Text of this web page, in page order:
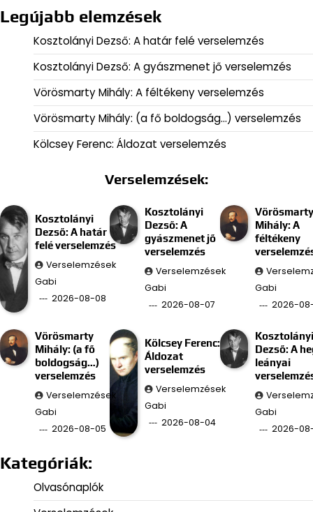
Legújabb elemzések
Kosztolányi Dezső: A határ felé verselemzés
Kosztolányi Dezső: A gyászmenet jő verselemzés
Vörösmarty Mihály: A féltékeny verselemzés
Vörösmarty Mihály: (a fő boldogság…) verselemzés
Kölcsey Ferenc: Áldozat verselemzés
Verselemzések:
Kosztolányi
Dezső: A határ
felé verselemzés
Verselemzések
Gabi
2026-08-08
Kosztolányi
Dezső: A
gyászmenet jő
verselemzés
Verselemzések
Gabi
2026-08-07
Vörösmarty
Mihály: A
féltékeny
Gabi
2026-
Vörösmarty
Mihály: (a fő
boldogság…)
verselemzés
Verselemzések
Gabi
2026-08-05
Kölcsey Ferenc:
Áldozat
verselemzés
Verselemzések
Gabi
2026-08-04
Kosztolányi
Dezső: A
leányai
Gabi
2026-
Kategóriák:
Olvasónaplók